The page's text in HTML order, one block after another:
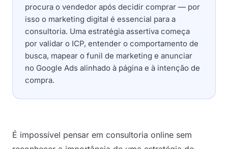
procura o vendedor após decidir comprar — por
isso o marketing digital é essencial para a
consultoria. Uma estratégia assertiva começa
por validar o ICP, entender o comportamento de
busca, mapear o funil de marketing e anunciar
no Google Ads alinhado à página e à intenção de
compra.
É impossível pensar em consultoria online sem